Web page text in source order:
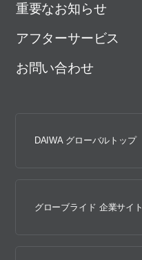
重要なお知らせ
アフターサービス
お問い合わせ
DAIWA グローバルトップ
グローブライド 企業サイト